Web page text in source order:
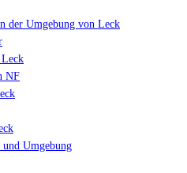
der Umgebung von Leck
NF
Umgebung